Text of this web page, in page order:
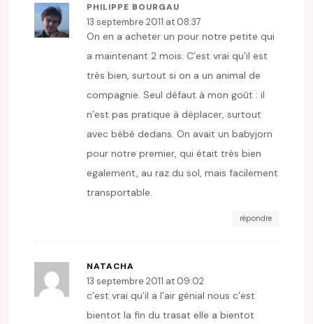
PHILIPPE BOURGAU
13 septembre 2011 at 08:37
On en a acheter un pour notre petite qui
a maintenant 2 mois. C’est vrai qu’il est
très bien, surtout si on a un animal de
compagnie. Seul défaut à mon goût : il
n’est pas pratique à déplacer, surtout
avec bébé dedans. On avait un babyjorn
pour notre premier, qui était très bien
egalement, au raz du sol, mais facilement
transportable.
répondre
NATACHA
13 septembre 2011 at 09:02
c’est vrai qu’il a l’air génial nous c’est
bientot la fin du trasat elle a bientot